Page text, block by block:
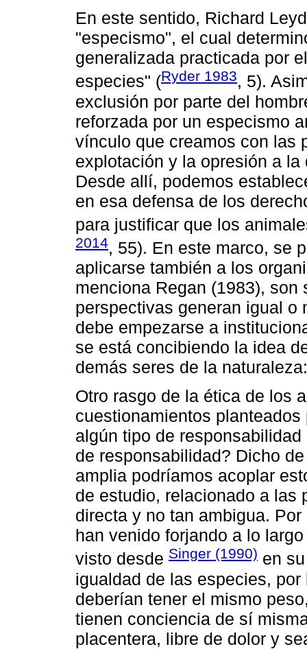
En este sentido, Richard
"especismo", el cual
generalizada practicada por
especies" (Ryder 1983, 5).
exclusión por parte del
reforzada por un especismo
vínculo que creamos con las
explotación y la opresión a
Desde allí, podemos
en esa defensa de los
para justificar que los
2014, 55). En este marco, se
aplicarse también a los
menciona Regan (1983),
perspectivas generan igual o
debe empezarse a
se está concibiendo la idea
demás seres de la
Otro rasgo de la ética de los
cuestionamientos
algún tipo de
de responsabilidad? Dicho
amplia podríamos acoplar
de estudio, relacionado a las
directa y no tan ambigua.
han venido forjando a lo
visto desde Singer (1990) en
igualdad de las especies,
deberían tener el mismo
tienen conciencia de sí
placentera, libre de dolor y